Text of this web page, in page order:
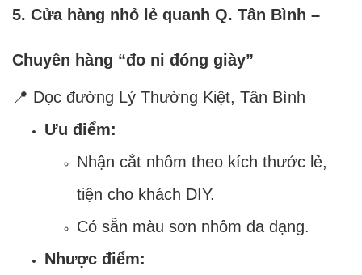
5. Cửa hàng nhỏ lẻ quanh Q. Tân Bình –
Chuyên hàng “đo ni đóng giày”
📍 Dọc đường Lý Thường Kiệt, Tân Bình
Ưu điểm:
Nhận cắt nhôm theo kích thước lẻ,
tiện cho khách DIY.
Có sẵn màu sơn nhôm đa dạng.
Nhược điểm: